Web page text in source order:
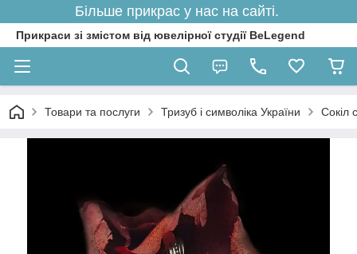
Більше прикрас у нас на сайті.
Прикраси зі змістом від ювелірної студії BeLegend
Товари та послуги Тризуб і символіка України Сокіл